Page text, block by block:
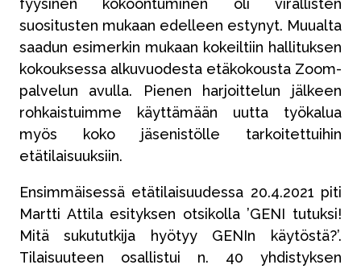
fyysinen kokoontuminen oli virallisten
suositusten mukaan edelleen estynyt. Muualta
saadun esimerkin mukaan kokeiltiin hallituksen
kokouksessa alkuvuodesta etäkokousta Zoom-
palvelun avulla. Pienen harjoittelun jälkeen
rohkaistuimme käyttämään uutta työkalua
myös koko jäsenistölle tarkoitettuihin
etätilaisuuksiin.
Ensimmäisessä etätilaisuudessa 20.4.2021 piti
Martti Attila esityksen otsikolla ’GENI tutuksi!
Mitä sukututkija hyötyy GENIn käytöstä?’.
Tilaisuuteen osallistui n. 40 yhdistyksen